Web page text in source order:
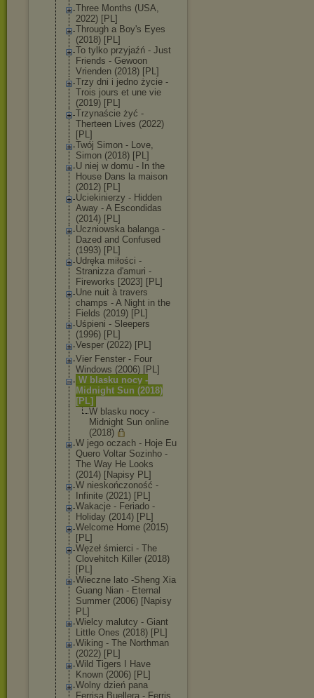
Three Months (USA,
2022) [PL]
Through a Boy's Eyes
(2018) [PL]
To tylko przyjaźń - Just
Friends - Gewoon
Vrienden (2018) [PL]
Trzy dni i jedno życie -
Trois jours et une vie
(2019) [PL]
Trzynaście żyć -
Therteen Lives (2022)
[PL]
Twój Simon - Love,
Simon (2018) [PL]
U niej w domu - In the
House Dans la maison
(2012) [PL]
Uciekinierzy - Hidden
Away - A Escondidas
(2014) [PL]
Uczniowska balanga -
Dazed and Confused
(1993) [PL]
Udręka miłości -
Stranizza d'amuri -
Fireworks [2023] [PL]
Une nuit à travers
champs - ‎A Night in the
Fields (2019) [PL]
Uśpieni - Sleepers
(1996) [PL]
Vesper (2022) [PL]
Vier Fenster - Four
Windows (2006) [PL]
W blasku nocy -
Midnight Sun (2018)
[PL]
W blasku nocy -
Midnight Sun online
(2018)
W jego oczach - Hoje Eu
Quero Voltar Sozinho -
The Way He Looks
(2014) [Napisy PL]
W nieskończoność -
Infinite (2021) [PL]
Wakacje - Feriado -
Holiday (2014) [PL]
Welcome Home (2015)
[PL]
Węzeł śmierci - The
Clovehitch Killer (2018)
[PL]
Wieczne lato -Sheng Xia
Guang Nian - Eternal
Summer (2006) [Napisy
PL]
Wielcy malutcy - Giant
Little Ones (2018) [PL]
Wiking - The Northman
(2022) [PL]
Wild Tigers I Have
Known (2006) [PL]
Wolny dzień pana
Ferrisa Buellera - Ferris